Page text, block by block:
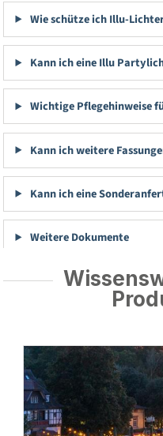
Wie schütze ich Illu-
Kann ich eine Illu
Wichtige Pflegehinweise
Kann ich weitere
Kann ich eine
Weitere Dokumente